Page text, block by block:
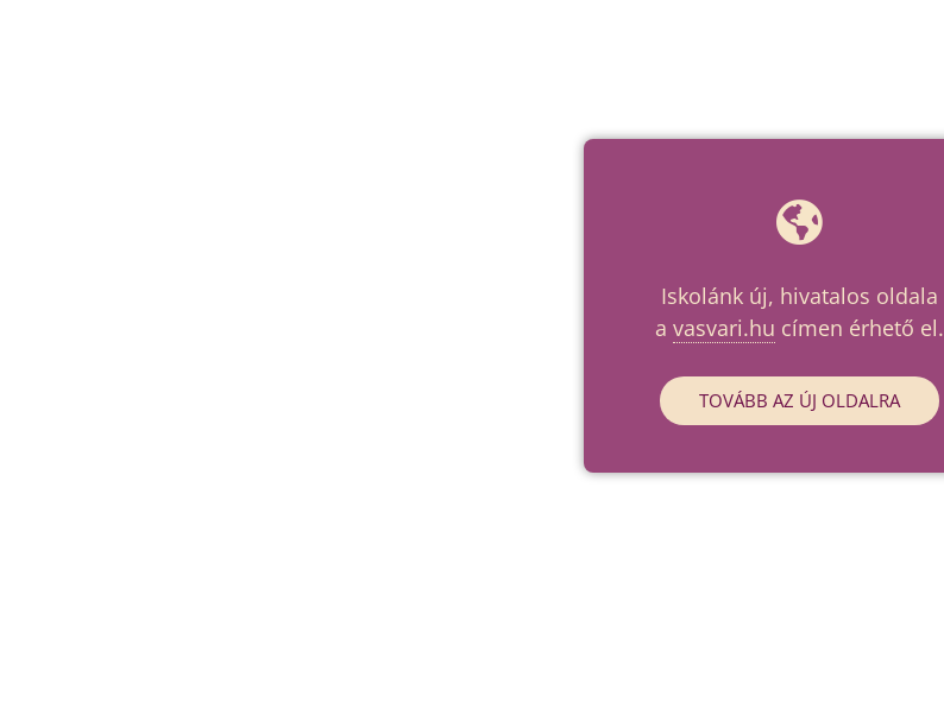
Iskolánk új, hivatalos oldala
a vasvari.hu címen érhető el.
TOVÁBB AZ ÚJ OLDALRA